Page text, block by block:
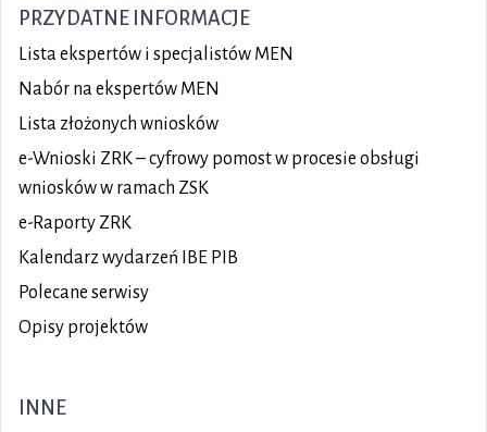
PRZYDATNE INFORMACJE
Lista ekspertów i specjalistów MEN
Nabór na ekspertów MEN
Lista złożonych wniosków
e-Wnioski ZRK – cyfrowy pomost w procesie obsługi
wniosków w ramach ZSK
e-Raporty ZRK
Kalendarz wydarzeń IBE PIB
Polecane serwisy
Opisy projektów
INNE